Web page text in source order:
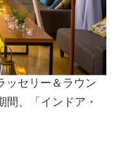
ッセリー＆ラウン
間、「インドア・